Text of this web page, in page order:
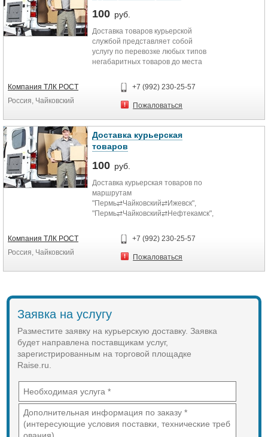
100 руб.
Доставка товаров курьерской
службой представляет собой
услугу по перевозке любых типов
негабаритных товаров до места
конкурентов, мы следим за
состояние груза и уведомляем
заказчика о получении. Гарантией
Имея в собственности парк
транспортных средств, мы
способны обеспечить
грузов даже на дальние
расстояния. За время
существования наша компания
обзавелась множеством
рекомендаций, а также партнеров
среди крупнейших предприятий.
Основные маршруты
"Пермь⇄Чайковский⇄Нефтекамск",
"Ижевск⇄Чайковский⇄Нефтекамск";
Срок доставки грузов по указанным
маршрутам всего за 1 сутки.
Компания ТЛК РОСТ
Россия, Чайковский
+7 (992) 230-25-57
Пожаловаться
Доставка курьерская
товаров
100 руб.
Доставка курьерская товаров по
маршрутам
"Пермь⇄Чайковский⇄Ижевск",
"Пермь⇄Чайковский⇄Нефтекамск",
всего за 1 сутки.
Компания ТЛК РОСТ
Россия, Чайковский
+7 (992) 230-25-57
Пожаловаться
Заявка на услугу
Разместите заявку на курьерскую доставку. Заявка
будет направлена поставщикам услуг,
зарегистрированным на торговой площадке
Raise.ru.